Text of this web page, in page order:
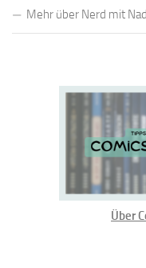
Mehr über Nerd mit
Über